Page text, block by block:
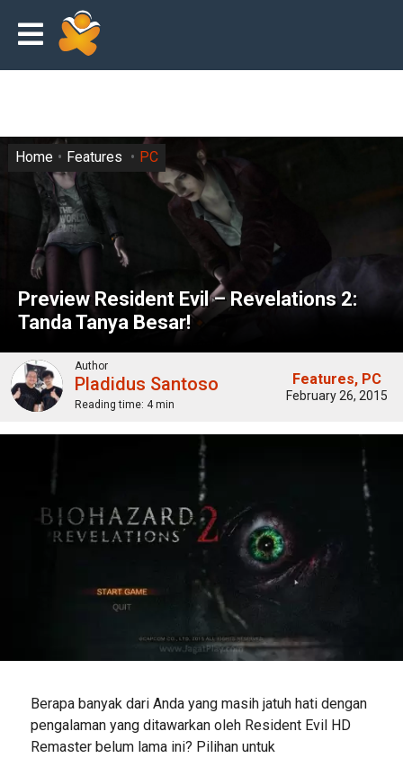
Preview Resident Evil – Revelations 2:
Tanda Tanya Besar!
Home Features PC
Author
Pladidus Santoso
Reading time: 4 min
Features PC
February 26, 2015
Berapa banyak dari Anda yang masih jatuh hati dengan
pengalaman yang ditawarkan oleh Resident Evil HD
Remaster belum lama ini? Pilihan untuk